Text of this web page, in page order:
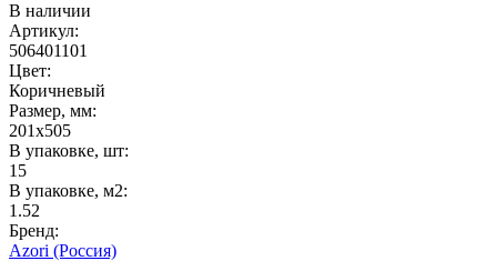
В наличии
Артикул:
506401101
Цвет:
Коричневый
Размер, мм:
201x505
В упаковке, шт:
15
В упаковке, м2:
1.52
Бренд:
Azori (Россия)